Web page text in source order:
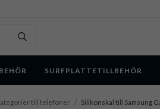
SURFPLATTETILLBEHÖR
till telefoner / Silikonskal till Samsung